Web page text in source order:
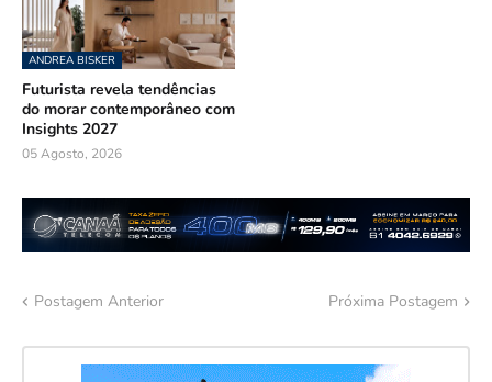
ANDREA BISKER
Futurista revela tendências
do morar contemporâneo com
Insights 2027
05 Agosto, 2026
Postagem Anterior Próxima Postagem